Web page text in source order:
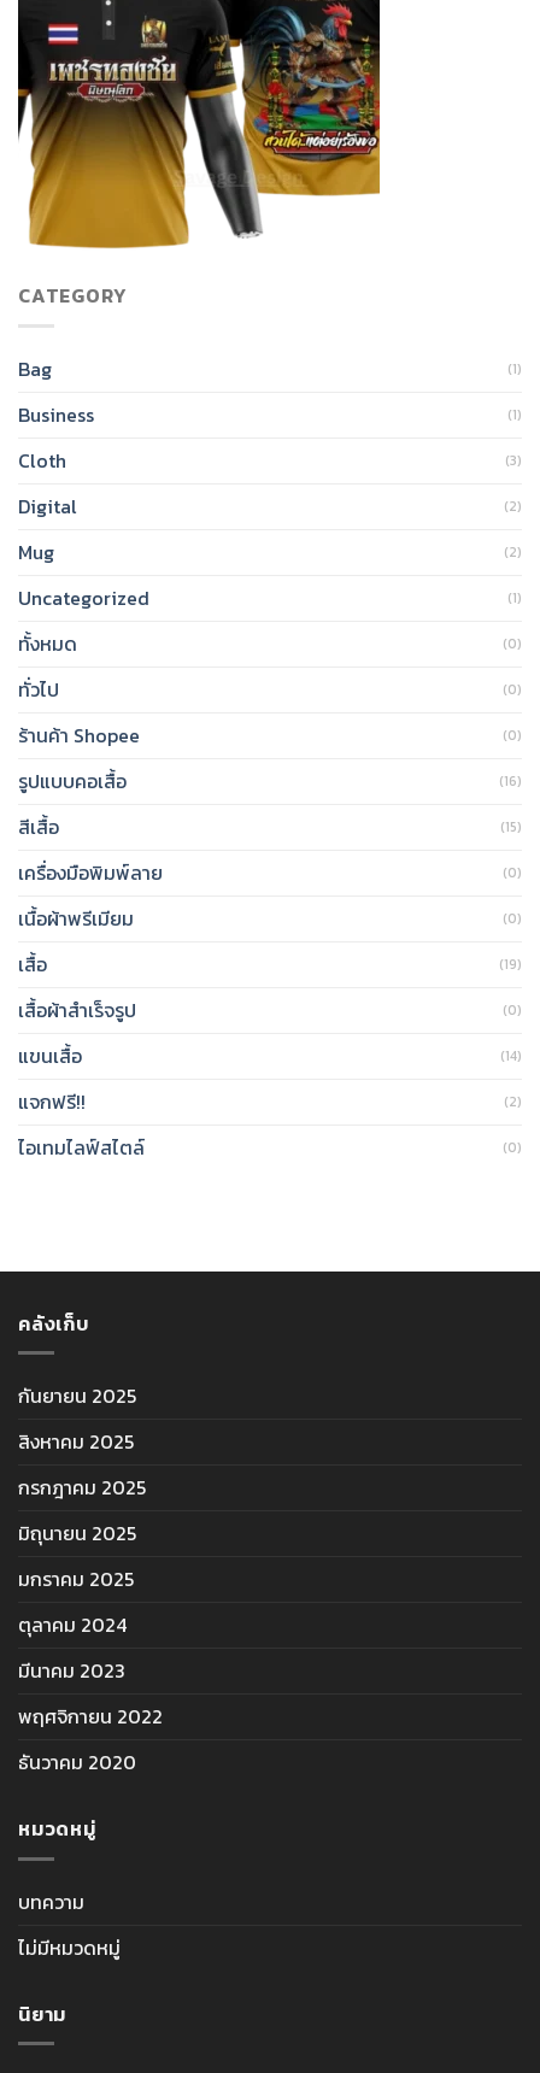
CATEGORY
Bag (1)
Business (1)
Cloth (3)
Digital (2)
Mug (2)
Uncategorized (1)
ทั้งหมด (0)
ทั่วไป (0)
ร้านค้า Shopee (0)
รูปแบบคอเสื้อ (16)
สีเสื้อ (15)
เครื่องมือพิมพ์ลาย (0)
เนื้อผ้าพรีเมียม (0)
เสื้อ (19)
เสื้อผ้าสำเร็จรูป (0)
แขนเสื้อ (14)
แจกฟรี!! (2)
ไอเทมไลฟ์สไตล์ (0)
คลังเก็บ
กันยายน 2025
สิงหาคม 2025
กรกฎาคม 2025
มิถุนายน 2025
มกราคม 2025
ตุลาคม 2024
มีนาคม 2023
พฤศจิกายน 2022
ธันวาคม 2020
หมวดหมู่
บทความ
ไม่มีหมวดหมู่
นิยาม